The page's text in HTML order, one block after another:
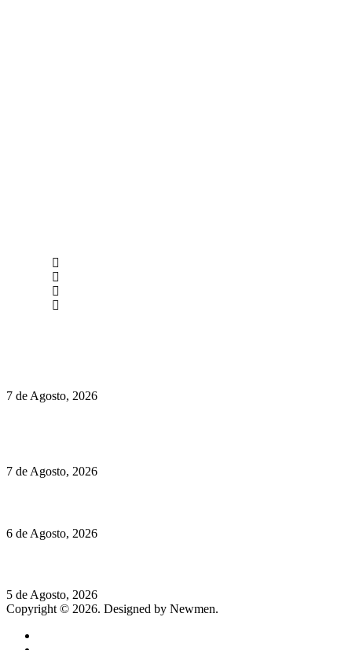
7 de Agosto, 2026
7 de Agosto, 2026
6 de Agosto, 2026
5 de Agosto, 2026
Copyright © 2026. Designed by Newmen.